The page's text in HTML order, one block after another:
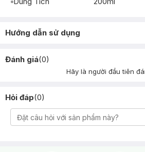
Hướng dẫn sử dụng
Đánh giá(0)
Hãy là người đầu tiên
Hỏi đáp(0)